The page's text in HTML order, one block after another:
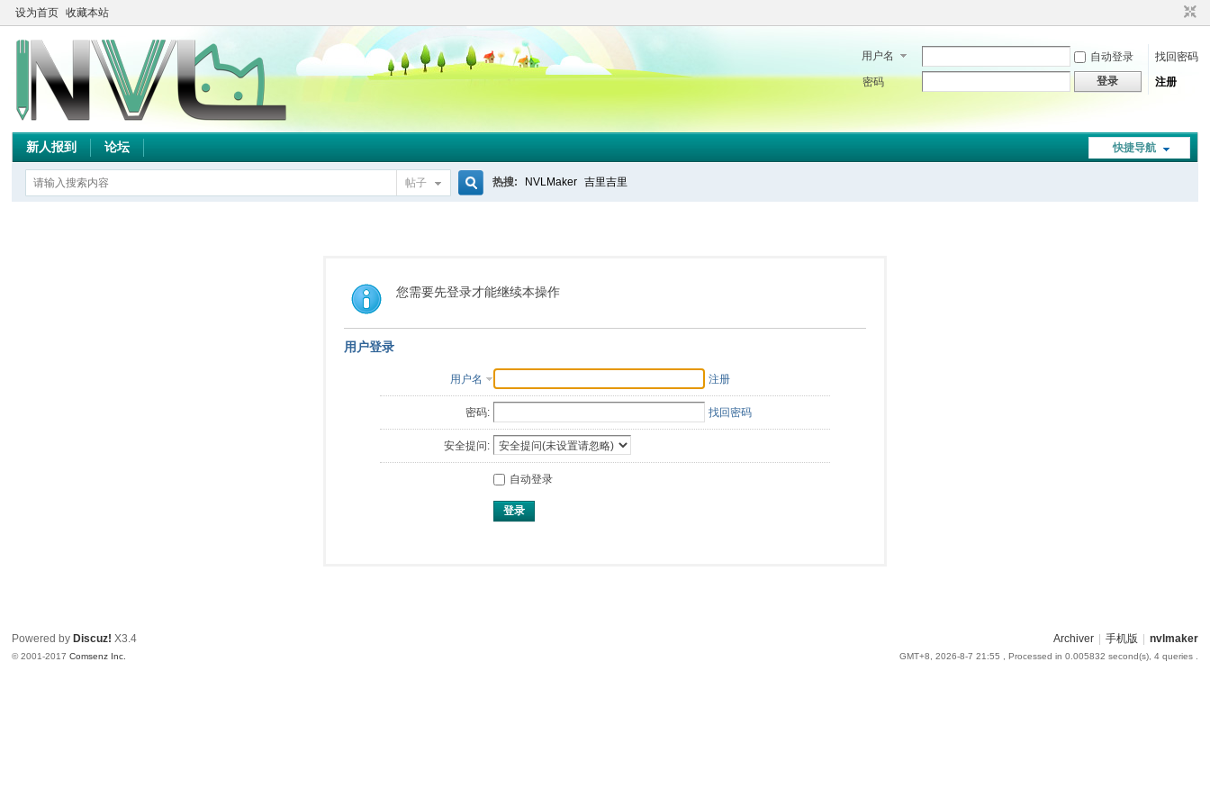
设为首页 收藏本站
用户名 自动登录
找回密码
密码
登录 注册
快捷导航
新人报到 论坛
帖子
索
热搜: NVLMaker 吉里吉里
您需要先登录才能继续本操作
用户登录
用户名 注册
密码: 找回密码
安全提问:
自动登录
登录
Archiver 手机版 nvlmaker
GMT+8, 2026-8-7 21:55 , Processed in 0.005832 second(s), 4 queries .
Powered by Discuz! X3.4
© 2001-2017Comsenz Inc.